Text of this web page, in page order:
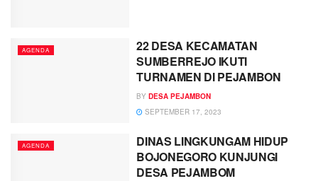
AGENDA
22 DESA KECAMATAN
SUMBERREJO IKUTI
TURNAMEN DI PEJAMBON
BY DESA PEJAMBON
SEPTEMBER 17, 2023
AGENDA
DINAS LINGKUNGAM HIDUP
BOJONEGORO KUNJUNGI
DESA PEJAMBOM